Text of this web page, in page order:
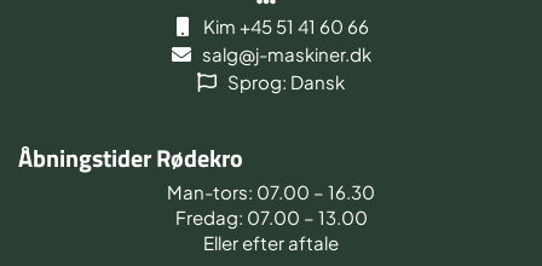
Kim +45 51 41 60 66
salg@j-maskiner.dk
Sprog: Dansk
Åbningstider Rødekro
Man-tors: 07.00 – 16.30
Fredag: 07.00 – 13.00
Eller efter aftale